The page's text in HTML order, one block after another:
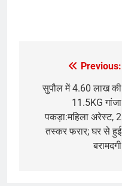
navigation
Previous:
सुपौल में 4.60 लाख की
11.5KG गांजा
पकड़ा:महिला अरेस्ट, 2
तस्कर फरार; घर से हुई
बरामदगी